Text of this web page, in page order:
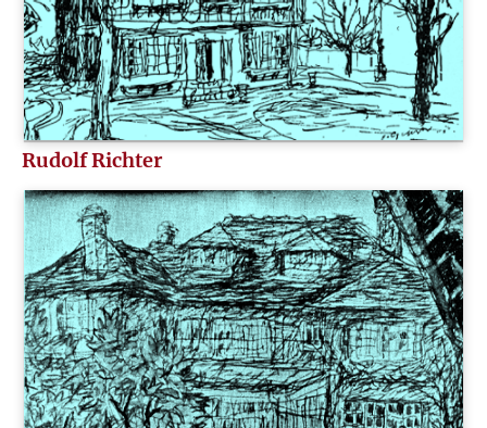
Rudolf Richter